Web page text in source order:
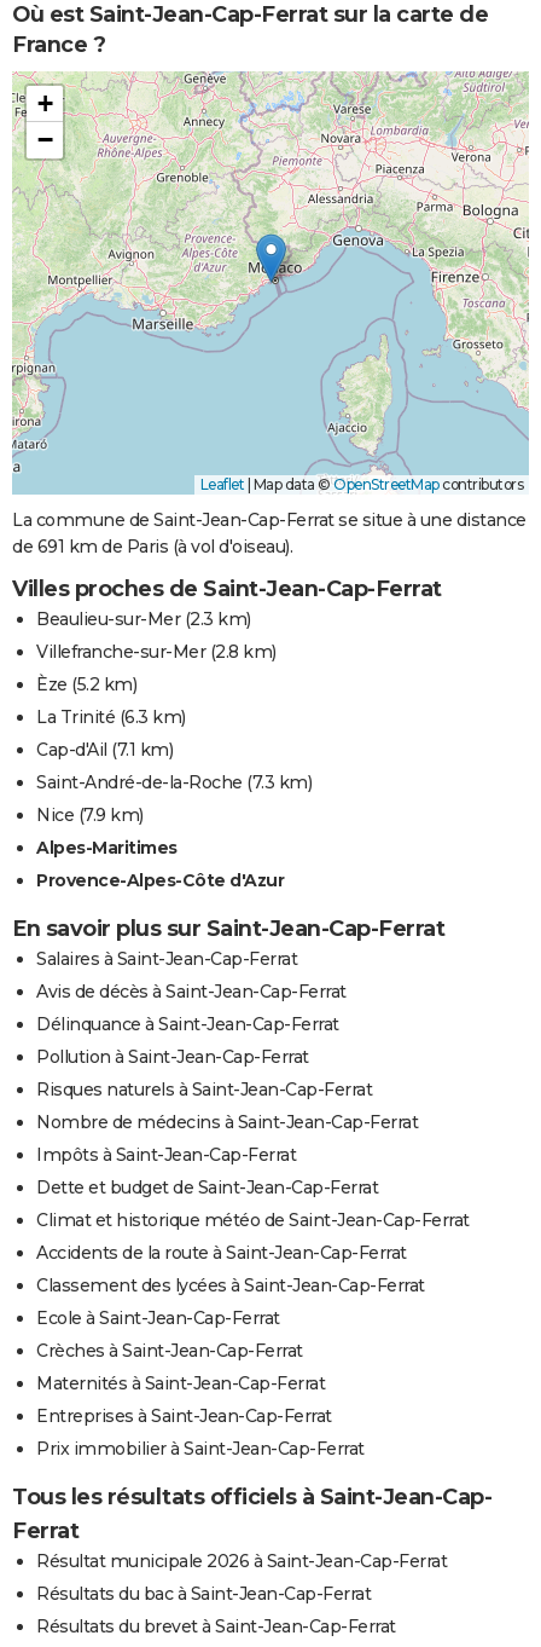
Où est Saint-Jean-Cap-Ferrat sur la carte de
France ?
+
−
Leaflet | Map data ©OpenStreetMapcontributors
La commune de Saint-Jean-Cap-Ferrat se situe à une distance
de 691 km de Paris (à vol d'oiseau).
Villes proches de Saint-Jean-Cap-Ferrat
Beaulieu-sur-Mer(2.3 km)
Villefranche-sur-Mer(2.8 km)
Èze (5.2 km)
La Trinité (6.3 km)
Cap-d'Ail (7.1 km)
Saint-André-de-la-Roche (7.3 km)
Nice (7.9 km)
Alpes-Maritimes
Provence-Alpes-Côte d'Azur
En savoir plus sur Saint-Jean-Cap-Ferrat
Salaires à Saint-Jean-Cap-Ferrat
Avis de décès à Saint-Jean-Cap-Ferrat
Délinquance à Saint-Jean-Cap-Ferrat
Pollution à Saint-Jean-Cap-Ferrat
Risques naturels à Saint-Jean-Cap-Ferrat
Nombre de médecins à Saint-Jean-Cap-Ferrat
Impôts à Saint-Jean-Cap-Ferrat
Dette et budget de Saint-Jean-Cap-Ferrat
Climat et historique météo de Saint-Jean-Cap-Ferrat
Accidents de la route à Saint-Jean-Cap-Ferrat
Classement des lycées à Saint-Jean-Cap-Ferrat
Ecole à Saint-Jean-Cap-Ferrat
Crèches à Saint-Jean-Cap-Ferrat
Maternités à Saint-Jean-Cap-Ferrat
Entreprises à Saint-Jean-Cap-Ferrat
Prix immobilier à Saint-Jean-Cap-Ferrat
Tous les résultats officiels à Saint-Jean-Cap-
Ferrat
Résultat municipale 2026 à Saint-Jean-Cap-Ferrat
Résultats du bac à Saint-Jean-Cap-Ferrat
Résultats du brevet à Saint-Jean-Cap-Ferrat